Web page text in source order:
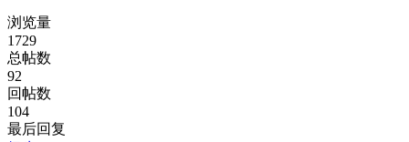
浏览量
1729
总帖数
92
回帖数
104
最后回复